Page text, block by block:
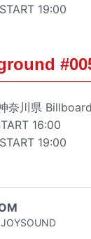
19:00
奈川県
16:00
19:00